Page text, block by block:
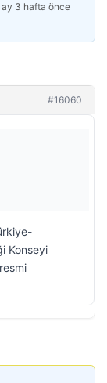
ay 3 hafta önce
#16060
Konseyi